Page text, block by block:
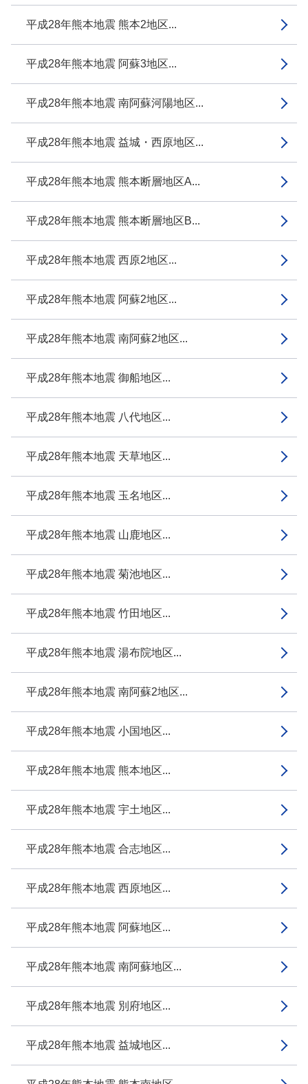
平成28年熊本地震 熊本2地区...
平成28年熊本地震 阿蘇3地区...
平成28年熊本地震 南阿蘇河陽地区...
平成28年熊本地震 益城・西原地区...
平成28年熊本地震 熊本断層地区A...
平成28年熊本地震 熊本断層地区B...
平成28年熊本地震 西原2地区...
平成28年熊本地震 阿蘇2地区...
平成28年熊本地震 南阿蘇2地区...
平成28年熊本地震 御船地区...
平成28年熊本地震 八代地区...
平成28年熊本地震 天草地区...
平成28年熊本地震 玉名地区...
平成28年熊本地震 山鹿地区...
平成28年熊本地震 菊池地区...
平成28年熊本地震 竹田地区...
平成28年熊本地震 湯布院地区...
平成28年熊本地震 南阿蘇2地区...
平成28年熊本地震 小国地区...
平成28年熊本地震 熊本地区...
平成28年熊本地震 宇土地区...
平成28年熊本地震 合志地区...
平成28年熊本地震 西原地区...
平成28年熊本地震 阿蘇地区...
平成28年熊本地震 南阿蘇地区...
平成28年熊本地震 別府地区...
平成28年熊本地震 益城地区...